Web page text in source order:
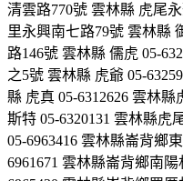
清雲路770號 雲林縣 虎尾
里永興南七路79號 雲林縣
路146號 雲林縣 儒虎 05-
之5號 雲林縣 虎爺 05-
縣 虎真 05-6312626 雲林
斯特 05-6320131 雲林縣虎
05-6963416 雲林縣崙背鄉
6961671 雲林縣崙背鄉南